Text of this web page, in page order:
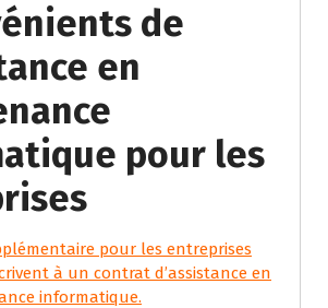
de
en
pour les
pour les entreprises
à un contrat d’assistance en
informatique.